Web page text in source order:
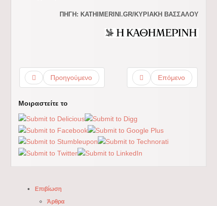
ΠΗΓΗ: KATHIMERINI.GR/ΚΥΡΙΑΚΗ ΒΑΣΣΑΛΟΥ
Προηγούμενο Επόμενο
Μοιραστείτε το
Επιβίωση
Άρθρα